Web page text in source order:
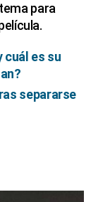
para
cuál es su
separarse